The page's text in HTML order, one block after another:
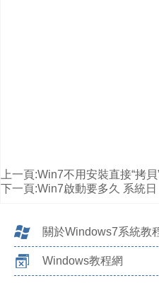
上一頁:Win7不用安裝直接“拷貝
下一頁:Win7啟動要多久 系統日
關於Windows7系統教
Windows教程網